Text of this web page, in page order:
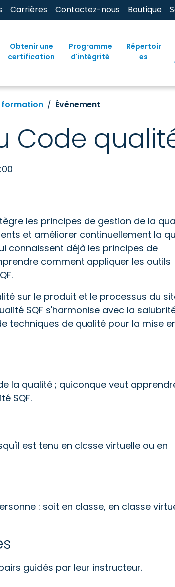
Carrières Contactez-nous Boutique
Obtenir une
certification
Programme
d'intégrité
Répertoir
es
formation Événement
les principes de gestion de la
et améliorer continuellement la
connaissent déjà les principes de
comment appliquer les outils
sur le produit et le processus du
SQF s'harmonise avec la
techniques de qualité pour la mise
la qualité ; quiconque veut
SQF.
est tenu en classe virtuelle ou en
: soit en classe, en classe
guidés par leur instructeur.